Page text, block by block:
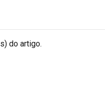
do artigo.